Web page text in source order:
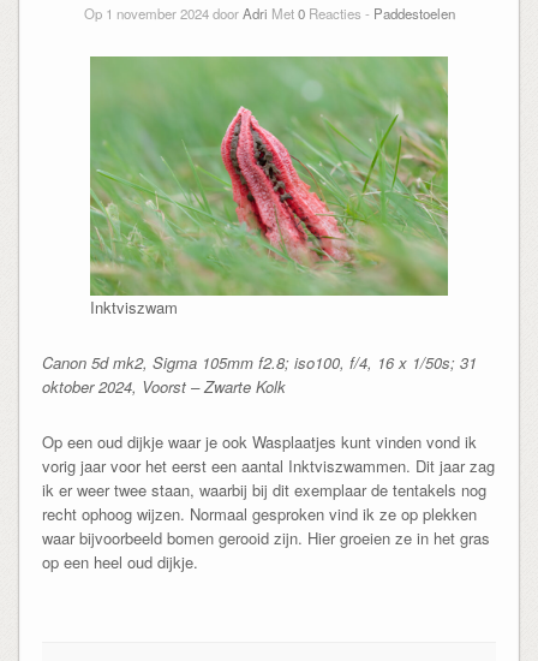
Op 1 november 2024 doorAdri Met0Reacties - Paddestoelen
Inktviszwam
Canon 5d mk2, Sigma 105mm f2.8; iso100, f/4, 16 x 1/50s; 31
oktober 2024, Voorst – Zwarte Kolk
Op een oud dijkje waar je ook Wasplaatjes kunt vinden vond ik
vorig jaar voor het eerst een aantal Inktviszwammen. Dit jaar zag
ik er weer twee staan, waarbij bij dit exemplaar de tentakels nog
recht ophoog wijzen. Normaal gesproken vind ik ze op plekken
waar bijvoorbeeld bomen gerooid zijn. Hier groeien ze in het gras
op een heel oud dijkje.